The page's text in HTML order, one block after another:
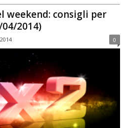
consigli per
2014)
0